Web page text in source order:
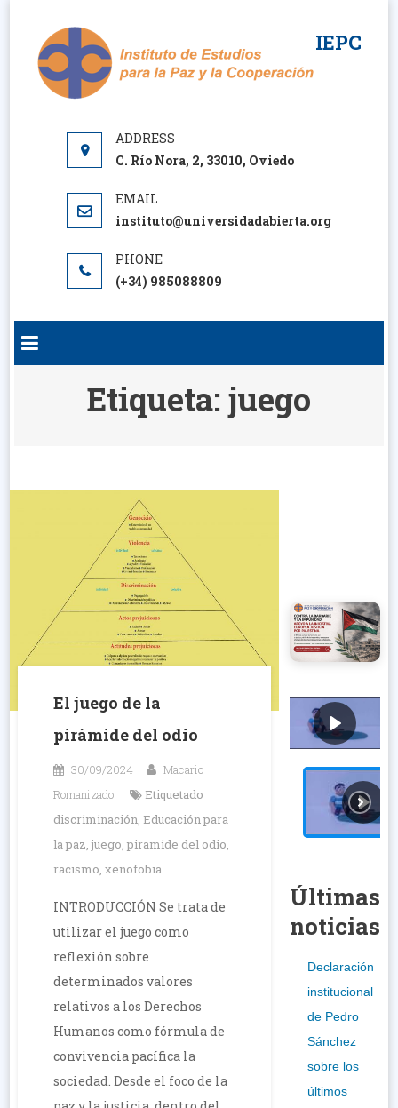
contenido
IEPC
C. Río Nora, 2, 33010, Oviedo
instituto@universidadabierta.org
(+34) 985088809
Etiqueta: juego
El juego de la
pirámide del odio
30/09/2024
Macario
Romanizado
Etiquetado
discriminación, Educación para
la paz,juego,piramide del odio,
racismo,xenofobia
INTRODUCCIÓN Se trata de
utilizar el juego como
reflexión sobre
determinados valores
relativos a los Derechos
Humanos como fórmula de
convivencia pacífica la
sociedad. Desde el foco de la
Últimas
noticias
Declaración
institucional
de Pedro
Sánchez
sobre los
últimos